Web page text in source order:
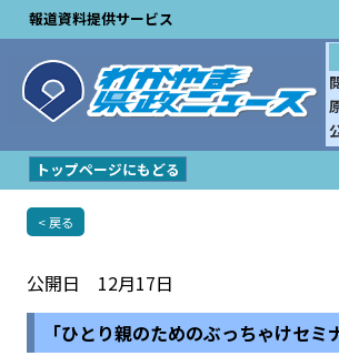
報道資料提供サービス
トップページにもどる
< 戻る
公開日 12月17日
「ひとり親のためのぶっちゃけセ